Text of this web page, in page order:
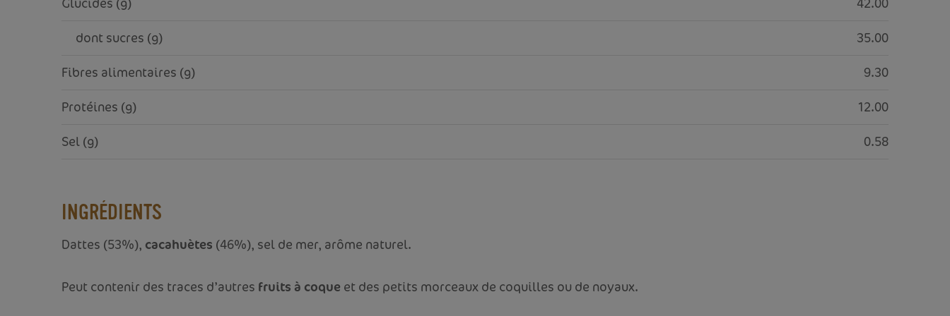
     dont sucres (g)
35.00
Fibres alimentaires (g) 9.30
Protéines (g) 12.00
Sel (g) 0.58
INGRÉDIENTS
Dattes (53%), cacahuètes (46%), sel de mer, arôme naturel.
Peut contenir des traces d’autres fruits à coque et des petits morceaux de coquilles ou de noyaux.